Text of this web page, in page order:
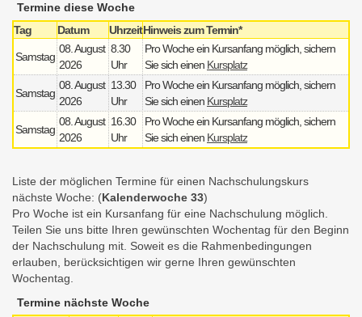
Termine diese Woche
Tag
Datum UhrzeitHinweis zum Termin*
Samstag
08. August
2026
8.30
Uhr
Pro Woche ein Kursanfang möglich, sichern
Sie sich einen Kursplatz
Samstag
08. August
2026
13.30
Uhr
Pro Woche ein Kursanfang möglich, sichern
Sie sich einen Kursplatz
Samstag
08. August
2026
16.30
Uhr
Pro Woche ein Kursanfang möglich, sichern
Sie sich einen Kursplatz
Liste der möglichen Termine für einen Nachschulungskurs
nächste Woche: (Kalenderwoche 33)
Pro Woche ist ein Kursanfang für eine Nachschulung möglich.
Teilen Sie uns bitte Ihren gewünschten Wochentag für den Beginn
der Nachschulung mit. Soweit es die Rahmenbedingungen
erlauben, berücksichtigen wir gerne Ihren gewünschten
Wochentag.
Termine nächste Woche